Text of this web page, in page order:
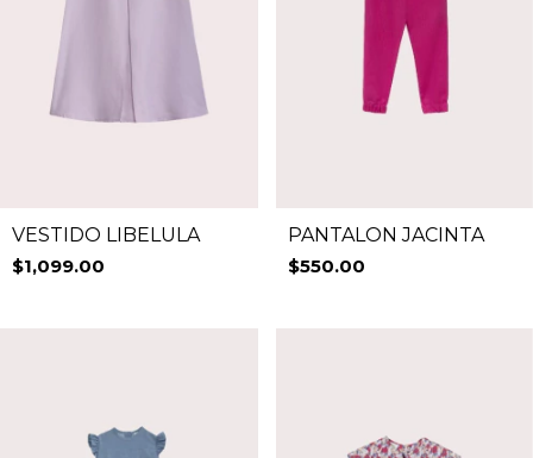
VESTIDO LIBELULA
$1,099.00
PANTALON JACINTA
$550.00